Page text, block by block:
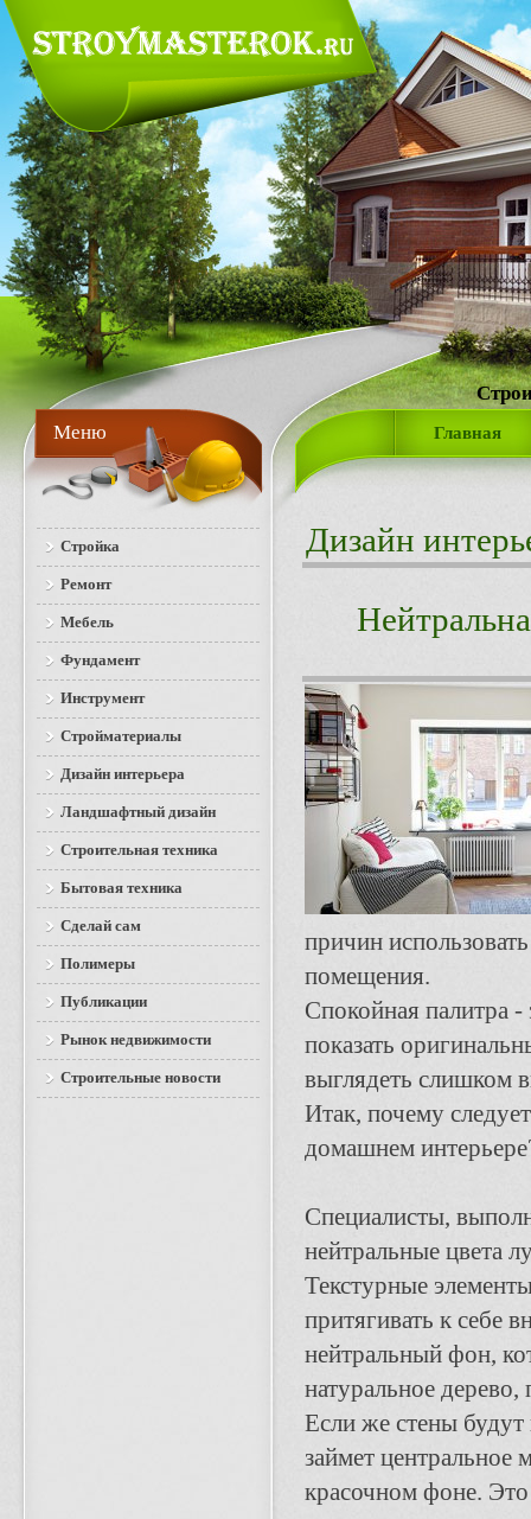
Главная
Дизайн
причин
помещения.
Спокойная палитра
показать
выглядеть слишком
Итак, почему
домашнем
Специалисты,
нейтральные цвета
Текстурные
притягивать к себе
нейтральный фон,
натуральное дерево,
Если же стены
займет центральное
красочном фоне. Это
Меню
Стройка
Ремонт
Мебель
Фундамент
Инструмент
Стройматериалы
Дизайн интерьера
Ландшафтный дизайн
Строительная техника
Бытовая техника
Сделай сам
Полимеры
Публикации
Рынок недвижимости
Строительные новости